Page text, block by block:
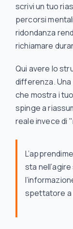
scrivi un tuo
percorsi
ridondanza
richiamare
Qui avere lo
differenza.
che mostra i
spinge a
reale invece di
sta
spettatore a